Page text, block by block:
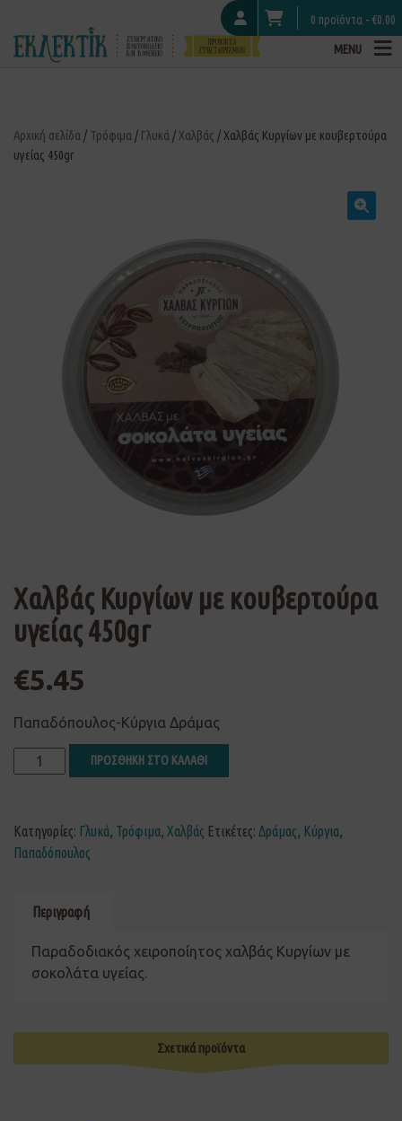
0 προϊόντα - €0.00
MENU
Αρχική σελίδα / Τρόφιμα / Γλυκά / Χαλβάς / Χαλβάς Κυργίων με κουβερτούρα
υγείας 450gr
Χαλβάς Κυργίων με κουβερτούρα
υγείας 450gr
€5.45
Παπαδόπουλος-Κύργια Δράμας
ΠΡΟΣΘΗΚΗ ΣΤΟ ΚΑΛΑΘΙ
Κατηγορίες: Γλυκά, Τρόφιμα, Χαλβάς Ετικέτες: Δράμας, Κύργια,
Παπαδόπουλος
Περιγραφή
Παραδοδιακός χειροποίητος χαλβάς Κυργίων με
σοκολάτα υγείας.
Σχετικά προϊόντα